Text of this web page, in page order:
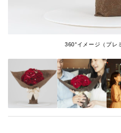
360°イメージ（プレ